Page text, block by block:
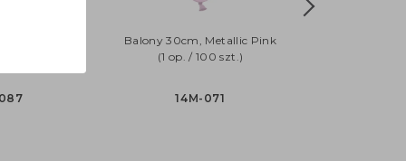
Balony 30cm, Metallic Pink
(1 op. / 100 szt.)
14M-071